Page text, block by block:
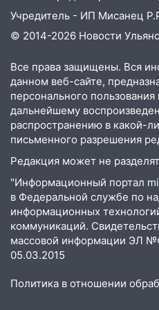
отличные шансы
ошибки
23:20 Прогноз
Ульяновской
20:04 Ульяновцев
посвящённый Дню
России
19:12
В
наказали за
сотрудник
18:02 В Ульяновск
баскетбола!
оставил в силе
Учредитель - ИП Мисанец
© 2014-2026 Новости
Все права защищены. Вся
данном веб-сайте,
персонального
дальнейшему
распространению в какой-
письменного разрешения
Редакция может не
"Информационный портал
в Федеральной службе по
информационных
коммуникаций.
массовой информации ЭЛ
05.03.2015
Политика в отношении